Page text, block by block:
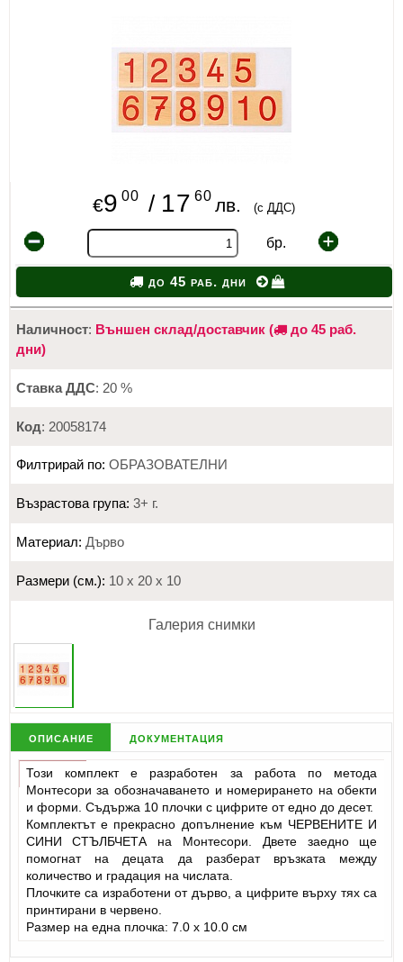
СПОРТ
МЕБЕЛИ И ОБОРУДВАНЕ
КНИГИ И УЧЕБНИЦИ
БДП
НОВИ
ПРОМОЦИИ
S.T.E.M.
€9 00 / 17 60 лв. (с ДДС)
бр.
до 45 раб. дни
Наличност: Външен склад/доставчик (
до 45 раб.
дни)
Ставка ДДС: 20 %
Код: 20058174
Филтрирай по: ОБРАЗОВАТЕЛНИ
Възрастова група: 3+ г.
Материал: Дърво
Размери (см.): 10 х 20 х 10
Галерия снимки
описание документация
Този комплект е разработен за работа по метода
Монтесори за обозначаването и номерирането на обекти
и форми. Съдържа 10 плочки с цифрите от едно до десет.
Комплектът е прекрасно допълнение към ЧЕРВЕНИТЕ И
СИНИ СТЪЛБЧЕТА на Монтесори. Двете заедно ще
помогнат на децата да разберат връзката между
количество и градация на числата.
Плочките са изработени от дърво, а цифрите върху тях са
принтирани в червено.
Размер на една плочка: 7.0 х 10.0 см